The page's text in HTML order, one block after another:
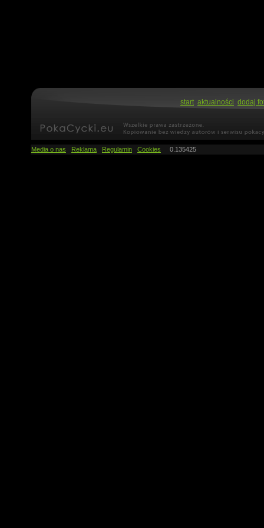
start aktualności dodaj
Media o nas Reklama Regulamin Cookies 0.135425